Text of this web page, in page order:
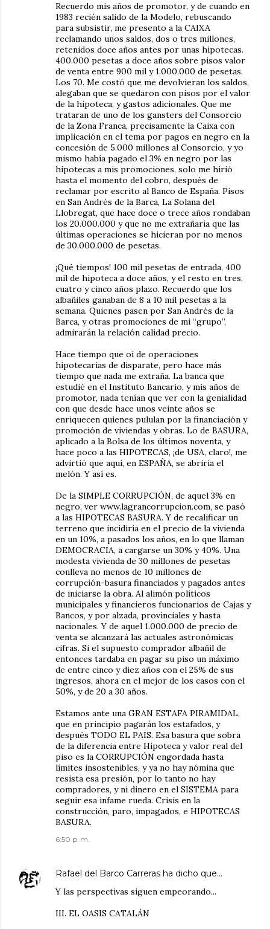
Recuerdo mis años de promotor, y de cuando en
1983 recién salido de la Modelo, rebuscando
para subsistir, me presento a la CAIXA
reclamando unos saldos, dos o tres millones,
retenidos doce años antes por unas hipotecas.
400.000 pesetas a doce años sobre pisos valor
de venta entre 900 mil y 1.000.000 de pesetas.
Los 70. Me costó que me devolvieran los saldos,
alegaban que se quedaron con pisos por el valor
de la hipoteca, y gastos adicionales. Que me
trataran de uno de los gansters del Consorcio
de la Zona Franca, precisamente la Caixa con
implicación en el tema por pagos en negro en la
concesión de 5.000 millones al Consorcio, y yo
mismo había pagado el 3% en negro por las
hipotecas a mis promociones, solo me hirió
hasta el momento del cobro, después de
reclamar por escrito al Banco de España. Pisos
en San Andrés de la Barca, La Solana del
Llobregat, que hace doce o trece años rondaban
los 20.000.000 y que no me extrañaría que las
últimas operaciones se hicieran por no menos
de 30.000.000 de pesetas.
¡Qué tiempos! 100 mil pesetas de entrada, 400
mil de hipoteca a doce años, y el resto en tres,
cuatro y cinco años plazo. Recuerdo que los
albañiles ganaban de 8 a 10 mil pesetas a la
semana. Quienes pasen por San Andrés de la
Barca, y otras promociones de mi “grupo”,
admirarán la relación calidad precio.
Hace tiempo que oí de operaciones
hipotecarias de disparate, pero hace más
tiempo que nada me extraña. La banca que
estudié en el Instituto Bancario, y mis años de
promotor, nada tenían que ver con la genialidad
con que desde hace unos veinte años se
enriquecen quienes pululan por la financiación y
promoción de viviendas y obras. Lo de BASURA,
aplicado a la Bolsa de los últimos noventa, y
hace poco a las HIPOTECAS, ¡de USA, claro!, me
advirtió que aquí, en ESPAÑA, se abriría el
melón. Y así es.
De la SIMPLE CORRUPCIÓN, de aquel 3% en
negro, ver www.lagrancorrupcion.com, se pasó
a las HIPOTECAS BASURA. Y de recalificar un
terreno que incidiría en el precio de la vivienda
en un 10%, a pasados los años, en lo que llaman
DEMOCRACIA, a cargarse un 30% y 40%. Una
modesta vivienda de 30 millones de pesetas
conlleva no menos de 10 millones de
corrupción-basura financiados y pagados antes
de iniciarse la obra. Al alimón políticos
municipales y financieros funcionarios de Cajas y
Bancos, y por alzada, provinciales y hasta
nacionales. Y de aquel 1.000.000 de precio de
venta se alcanzará las actuales astronómicas
cifras. Si el supuesto comprador albañil de
entonces tardaba en pagar su piso un máximo
de entre cinco y diez años con el 25% de sus
ingresos, ahora en el mejor de los casos con el
50%, y de 20 a 30 años.
Estamos ante una GRAN ESTAFA PIRAMIDAL,
que en principio pagarán los estafados, y
después TODO EL PAIS. Esa basura que sobra
de la diferencia entre Hipoteca y valor real del
piso es la CORRUPCIÓN engordada hasta
límites insostenibles, y ya no hay nómina que
resista esa presión, por lo tanto no hay
compradores, y ni dinero en el SISTEMA para
seguir esa infame rueda. Crisis en la
construcción, paro, impagados, e HIPOTECAS
BASURA.
6:50 p. m.
Rafael del Barco Carreras ha dicho que…
Y las perspectivas siguen empeorando...
III. EL OASIS CATALÁN